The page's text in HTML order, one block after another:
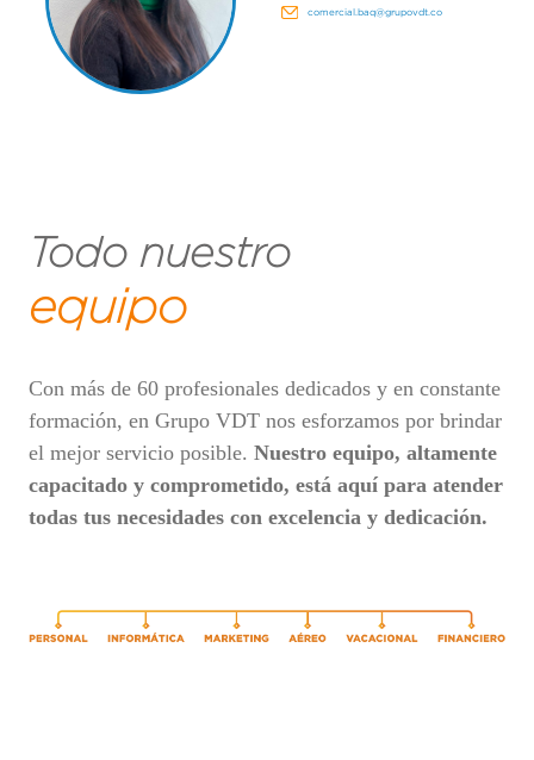
comercial.baq@grupovdt.co
Todo nuestro
equipo
Con más de 60 profesionales dedicados y en constante
formación, en Grupo VDT nos esforzamos por brindar
el mejor servicio posible. Nuestro equipo, altamente
capacitado y comprometido, está aquí para atender
todas tus necesidades con excelencia y dedicación.